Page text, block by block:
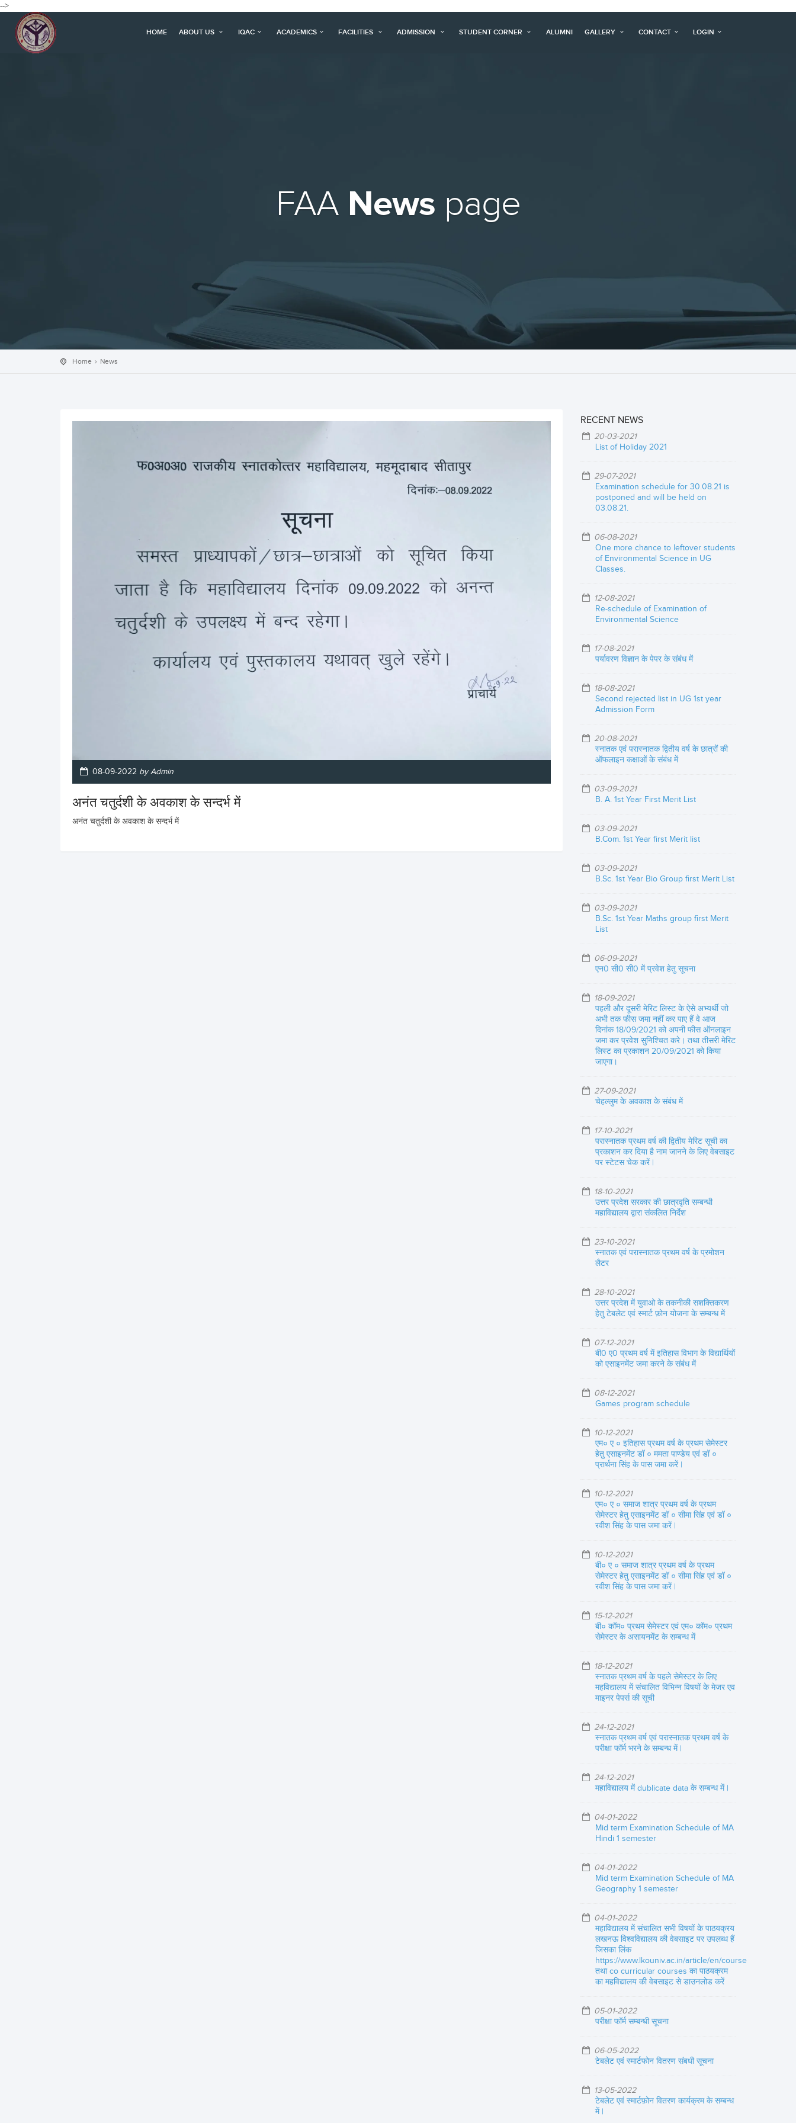
-->
HOME ABOUT US IQAC ACADEMICS FACILITIES ADMISSION STUDENT CORNER ALUMNI GALLERY CONTACT LOGIN
FAA News page
Home News
08-09-2022by Admin
अनंत चतुर्दशी के अवकाश के सन्दर्भ में
अनंत चतुर्दशी के अवकाश के सन्दर्भ में
RECENT NEWS
20-03-2021
List of Holiday 2021
29-07-2021
Examination schedule for 30.08.21 is
postponed and will be held on
03.08.21.
06-08-2021
One more chance to leftover students
of Environmental Science in UG
Classes.
12-08-2021
Re-schedule of Examination of
Environmental Science
17-08-2021
पर्यावरण विज्ञान के पेपर के संबंध में
18-08-2021
Second rejected list in UG 1st year
Admission Form
20-08-2021
स्नातक एवं परास्नातक द्वितीय वर्ष के छात्रों की
ऑफलाइन कक्षाओं के संबंध में
03-09-2021
B. A. 1st Year First Merit List
03-09-2021
B.Com. 1st Year first Merit list
03-09-2021
B.Sc. 1st Year Bio Group first Merit List
03-09-2021
B.Sc. 1st Year Maths group first Merit
List
06-09-2021
एन0 सी0 सी0 में प्रवेश हेतु सूचना
18-09-2021
पहली और दूसरी मेरिट लिस्ट के ऐसे अभ्यर्थी जो
अभी तक फीस जमा नहीं कर पाए हैं वे आज
दिनांक 18/09/2021 को अपनी फीस ऑनलाइन
जमा कर प्रवेश सुनिश्चित करे। तथा तीसरी मेरिट
लिस्ट का प्रकाशन 20/09/2021 को किया
जाएगा।
27-09-2021
चेहल्लुम के अवकाश के संबंध में
17-10-2021
परास्नातक प्रथम वर्ष की द्वितीय मेरिट सूची का
प्रकाशन कर दिया है नाम जानने के लिए वेबसाइट
पर स्टेटस चेक करें |
18-10-2021
उत्तर प्रदेश सरकार की छात्रवृति सम्बन्धी
महाविद्यालय द्वारा संकलित निर्देश
23-10-2021
स्नातक एवं परास्नातक प्रथम वर्ष के प्रमोशन
लैटर
28-10-2021
उत्तर प्रदेश में युवाओ के तकनीकी सशक्तिकरण
हेतु टेबलेट एवं स्मार्ट फ़ोन योजना के सम्बन्ध में
07-12-2021
बी0 ए0 प्रथम वर्ष में इतिहास विभाग के विद्यार्थियों
को एसाइनमेंट जमा करने के संबंध में
08-12-2021
Games program schedule
10-12-2021
एम० ए ० इतिहास प्रथम वर्ष के प्रथम सेमेस्टर
हेतु एसाइनमेंट डॉ ० ममता पाण्डेय एवं डॉ ०
प्रार्थना सिंह के पास जमा करें |
10-12-2021
एम० ए ० समाज शात्र प्रथम वर्ष के प्रथम
सेमेस्टर हेतु एसाइनमेंट डॉ ० सीमा सिंह एवं डॉ ०
रवीश सिंह के पास जमा करें |
10-12-2021
बी० ए ० समाज शात्र प्रथम वर्ष के प्रथम
सेमेस्टर हेतु एसाइनमेंट डॉ ० सीमा सिंह एवं डॉ ०
रवीश सिंह के पास जमा करें |
15-12-2021
बी० कॉम० प्रथम सेमेस्टर एवं एम० कॉम० प्रथम
सेमेस्टर के असायनमेंट के सम्बन्ध में
18-12-2021
स्नातक प्रथम वर्ष के पहले सेमेस्टर के लिए
महविद्यालय में संचालित विभिन्न विषयों के मेजर एव
माइनर पेपर्स की सूची
24-12-2021
स्नातक प्रथम वर्ष एवं परास्नातक प्रथम वर्ष के
परीक्षा फॉर्म भरने के सम्बन्ध में |
24-12-2021
महाविद्यालय में dublicate data के सम्बन्ध में |
04-01-2022
Mid term Examination Schedule of MA
Hindi 1 semester
04-01-2022
Mid term Examination Schedule of MA
Geography 1 semester
04-01-2022
महाविद्यालय में संचालित सभी विषयों के पाठयक्रय
लखनऊ विश्वविद्यालय की वेबसाइट पर उपलब्ध हैं
जिसका लिंक
https://www.lkouniv.ac.in/article/en/course
तथा co curricular courses का पाठयक्रम
का महविद्यालय की वेबसाइट से डाउनलोड करें
05-01-2022
परीक्षा फॉर्म सम्बन्धी सूचना
06-05-2022
टेबलेट एवं स्मार्टफोन वितरण संबधी सूचना
13-05-2022
टेबलेट एवं स्मार्टफ़ोन वितरण कार्यक्रम के सम्बन्ध
में |